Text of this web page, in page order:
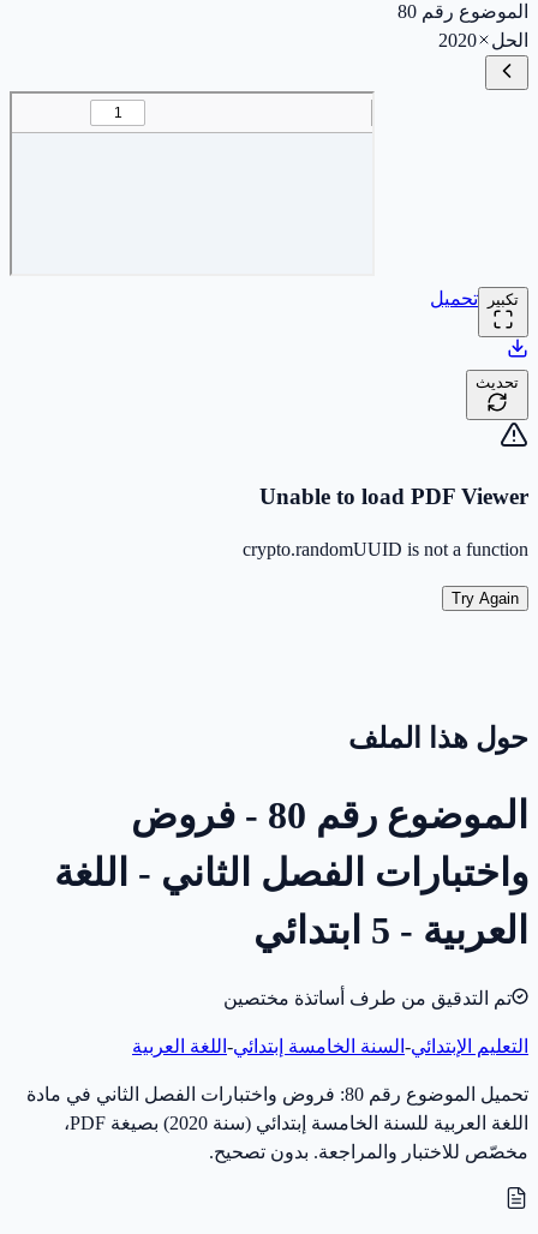
الموضوع رقم 80
الحل
2020
تكبير تحميل
تحديث
Unable to load PDF Viewer
crypto.randomUUID is not a function
Try Again
حول هذا الملف
الموضوع رقم 80 - فروض
واختبارات الفصل الثاني - اللغة
العربية - 5 ابتدائي
تم التدقيق من طرف أساتذة مختصين
التعليم الإبتدائي- السنة الخامسة إبتدائي- اللغة العربية
تحميل الموضوع رقم 80: فروض واختبارات الفصل الثاني في مادة
اللغة العربية للسنة الخامسة إبتدائي (سنة 2020) بصيغة PDF،
مخصّص للاختبار والمراجعة. بدون تصحيح.